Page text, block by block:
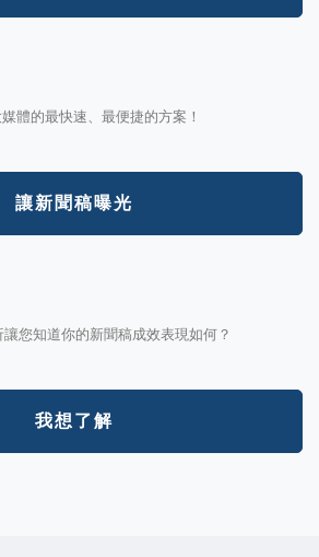
體的最快速、最便捷的方案！
讓新聞稿曝光
您知道你的新聞稿成效表現如何？
我想了解